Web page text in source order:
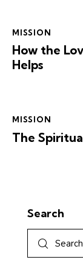
MISSION
How the
Helps
MISSION
The
Search